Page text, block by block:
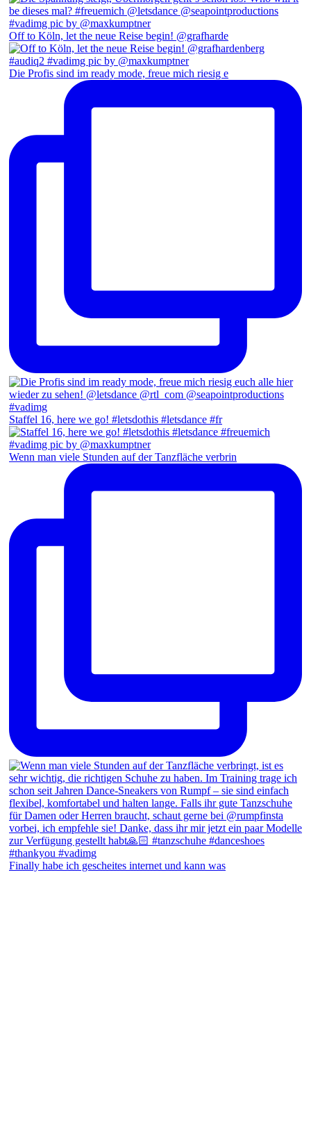
Off to Köln, let the neue Reise begin! @grafharde
Die Profis sind im ready mode, freue mich riesig e
Staffel 16, here we go! #letsdothis #letsdance #fr
Wenn man viele Stunden auf der Tanzfläche verbrin
Finally habe ich gescheites internet und kann was